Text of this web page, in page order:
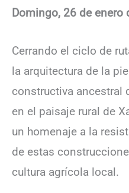
Domingo, 26 de enero
Cerrando el ciclo de
la arquitectura de la
constructiva ancestral
en el paisaje rural de
un homenaje a la
de estas
cultura agrícola local.